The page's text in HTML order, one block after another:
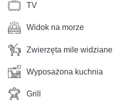
TV
Widok na morze
Zwierzęta mile widziane
Wyposażona kuchnia
Grill